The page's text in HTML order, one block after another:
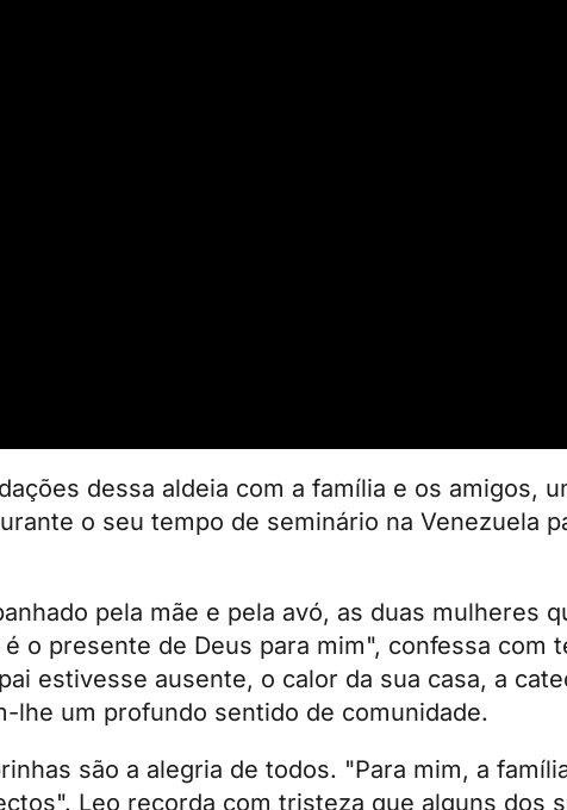
dessa aldeia com a família e os amigos,
o seu tempo de seminário na Venezuela
pela mãe e pela avó, as duas mulheres
o presente de Deus para mim", confessa com
estivesse ausente, o calor da sua casa, a
lhe um profundo sentido de comunidade.
são a alegria de todos. "Para mim, a
Leo recorda com tristeza que alguns dos